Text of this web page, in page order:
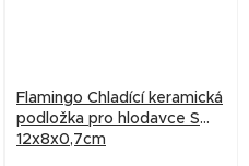
Flamingo Chladící keramická
podložka pro hlodavce S
12x8x0,7cm